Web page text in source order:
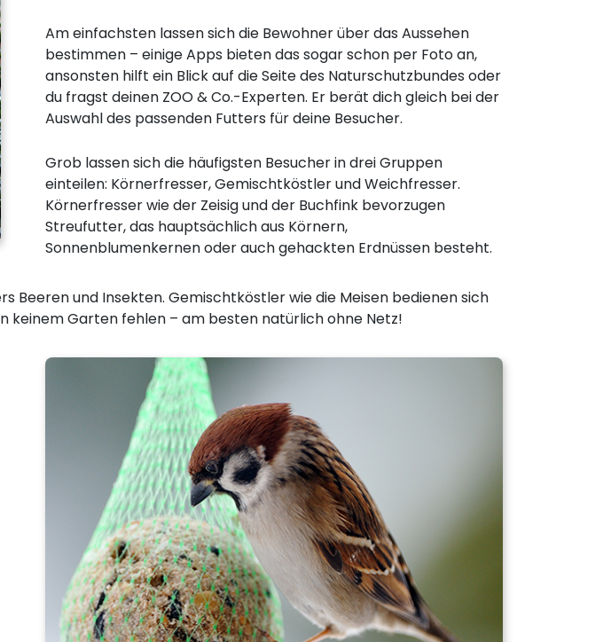
Am einfachsten lassen sich die Bewohner über das Aussehen
bestimmen – einige Apps bieten das sogar schon per Foto an,
ansonsten hilft ein Blick auf die Seite des Naturschutzbundes oder
du fragst deinen ZOO & Co.-Experten. Er berät dich gleich bei der
Auswahl des passenden Futters für deine Besucher.
Grob lassen sich die häufigsten Besucher in drei Gruppen
einteilen: Körnerfresser, Gemischtköstler und Weichfresser.
Körnerfresser wie der Zeisig und der Buchfink bevorzugen
Streufutter, das hauptsächlich aus Körnern,
Sonnenblumenkernen oder auch gehackten Erdnüssen besteht.
Beeren und Insekten. Gemischtköstler wie die Meisen bedienen sich
keinem Garten fehlen – am besten natürlich ohne Netz!